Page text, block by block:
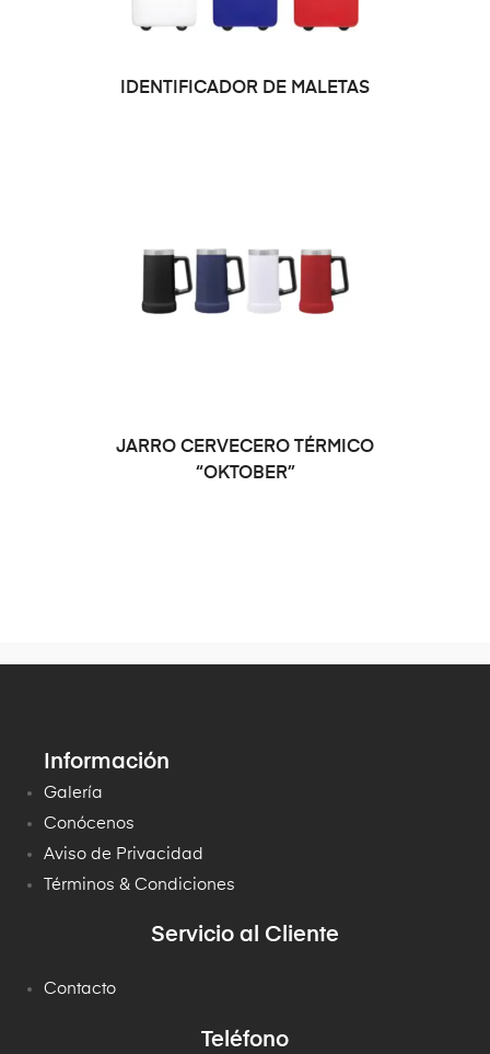
SELECCIONAR OPCIONES
IDENTIFICADOR DE MALETAS
SELECCIONAR OPCIONES
JARRO CERVECERO TÉRMICO
“OKTOBER”
Información
Galería
Conócenos
Aviso de Privacidad
Términos & Condiciones
Servicio al Cliente
Contacto
Teléfono